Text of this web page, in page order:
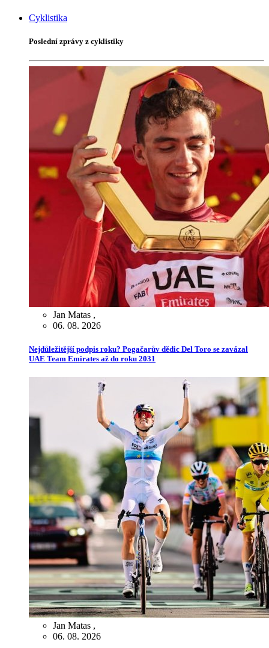
Cyklistika
Poslední zprávy z cyklistiky
Jan Matas ,
06. 08. 2026
Nejdůležitější podpis roku? Pogačarův dědic Del Toro se zavázal
UAE Team Emirates až do roku 2031
Jan Matas ,
06. 08. 2026